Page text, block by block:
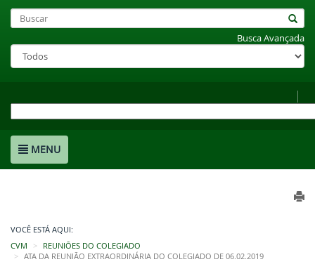
Busca Avançada
MENU
VOCÊ ESTÁ AQUI:
CVM
REUNIÕES DO COLEGIADO
ATA DA REUNIÃO EXTRAORDINÁRIA DO COLEGIADO DE 06.02.2019